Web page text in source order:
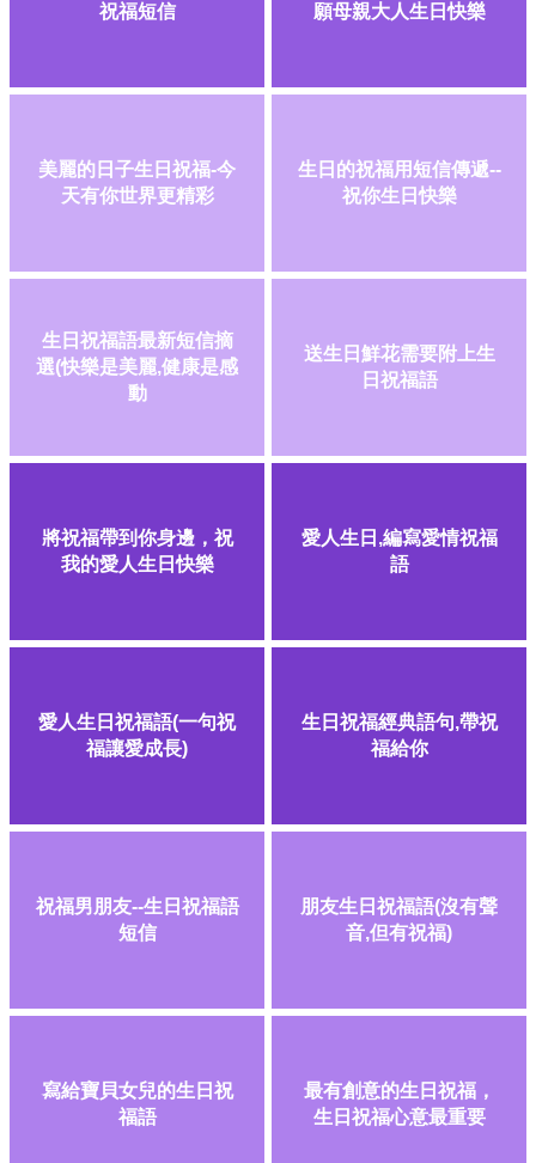
祝福短信
願母親大人生日快樂
美麗的日子生日祝福-今
天有你世界更精彩
生日的祝福用短信傳遞--
祝你生日快樂
生日祝福語最新短信摘
選(快樂是美麗,健康是感
動
送生日鮮花需要附上生
日祝福語
將祝福帶到你身邊，祝
我的愛人生日快樂
愛人生日,編寫愛情祝福
語
愛人生日祝福語(一句祝
福讓愛成長)
生日祝福經典語句,帶祝
福給你
祝福男朋友--生日祝福語
短信
朋友生日祝福語(沒有聲
音,但有祝福)
寫給寶貝女兒的生日祝
福語
最有創意的生日祝福，
生日祝福心意最重要